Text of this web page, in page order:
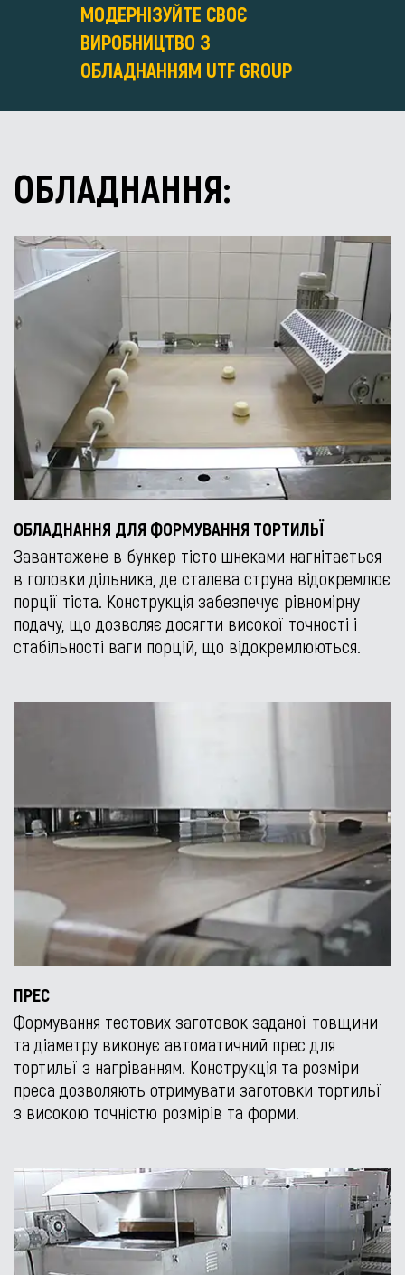
МОДЕРНІЗУЙТЕ СВОЄ
ВИРОБНИЦТВО З
ОБЛАДНАННЯМ UTF GROUP
ОБЛАДНАННЯ:
ОБЛАДНАННЯ ДЛЯ ФОРМУВАННЯ ТОРТИЛЬЇ
Завантажене в бункер тісто шнеками нагнітається
в головки дільника, де сталева струна відокремлює
порції тіста. Конструкція забезпечує рівномірну
подачу, що дозволяє досягти високої точності і
стабільності ваги порцій, що відокремлюються.
ПРЕС
Формування тестових заготовок заданої товщини
та діаметру виконує автоматичний прес для
тортильї з нагріванням. Конструкція та розміри
преса дозволяють отримувати заготовки тортильї
з високою точністю розмірів та форми.